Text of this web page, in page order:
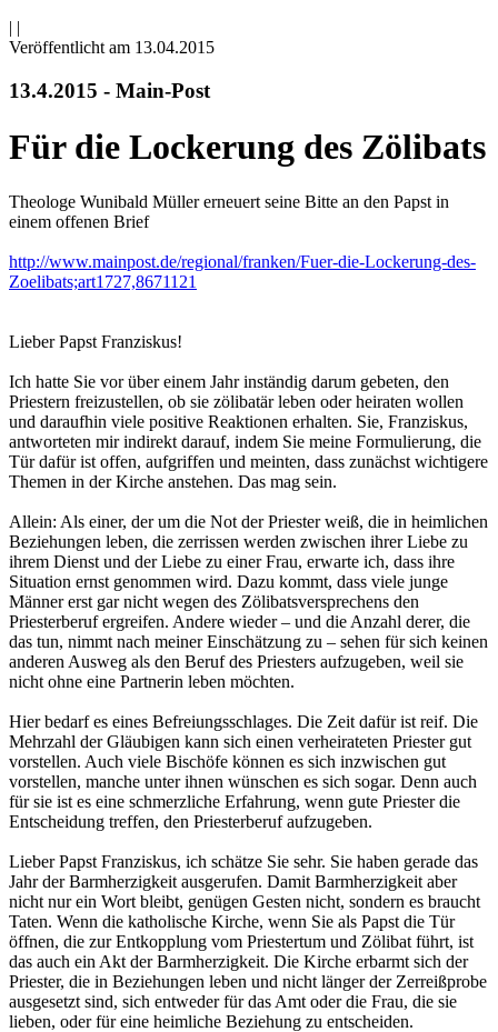
| |
Veröffentlicht am 13­.04.2015
13.4.2015 - Main-Post
Für die Lockerung des Zölibats
Theologe Wunibald Müller erneuert seine Bitte an den Papst in
einem offenen Brief
http://www.mainpost.de/regional/franken/Fuer-die-Lockerung-des-
Zoelibats;art1727,8671121
Lieber Papst Franziskus!
Ich hatte Sie vor über einem Jahr inständig darum gebeten, den
Priestern freizustellen, ob sie zölibatär leben oder heiraten wollen
und daraufhin viele positive Reaktionen erhalten. Sie, Franziskus,
antworteten mir indirekt darauf, indem Sie meine Formulierung, die
Tür dafür ist offen, aufgriffen und meinten, dass zunächst wichtigere
Themen in der Kirche anstehen. Das mag sein.
Allein: Als einer, der um die Not der Priester weiß, die in heimlichen
Beziehungen leben, die zerrissen werden zwischen ihrer Liebe zu
ihrem Dienst und der Liebe zu einer Frau, erwarte ich, dass ihre
Situation ernst genommen wird. Dazu kommt, dass viele junge
Männer erst gar nicht wegen des Zölibatsversprechens den
Priesterberuf ergreifen. Andere wieder – und die Anzahl derer, die
das tun, nimmt nach meiner Einschätzung zu – sehen für sich keinen
anderen Ausweg als den Beruf des Priesters aufzugeben, weil sie
nicht ohne eine Partnerin leben möchten.
Hier bedarf es eines Befreiungsschlages. Die Zeit dafür ist reif. Die
Mehrzahl der Gläubigen kann sich einen verheirateten Priester gut
vorstellen. Auch viele Bischöfe können es sich inzwischen gut
vorstellen, manche unter ihnen wünschen es sich sogar. Denn auch
für sie ist es eine schmerzliche Erfahrung, wenn gute Priester die
Entscheidung treffen, den Priesterberuf aufzugeben.
Lieber Papst Franziskus, ich schätze Sie sehr. Sie haben gerade das
Jahr der Barmherzigkeit ausgerufen. Damit Barmherzigkeit aber
nicht nur ein Wort bleibt, genügen Gesten nicht, sondern es braucht
Taten. Wenn die katholische Kirche, wenn Sie als Papst die Tür
öffnen, die zur Entkopplung vom Priestertum und Zölibat führt, ist
das auch ein Akt der Barmherzigkeit. Die Kirche erbarmt sich der
Priester, die in Beziehungen leben und nicht länger der Zerreißprobe
ausgesetzt sind, sich entweder für das Amt oder die Frau, die sie
lieben, oder für eine heimliche Beziehung zu entscheiden.